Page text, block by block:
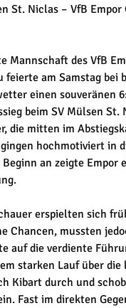
St. Niclas – VfB Empor
Mannschaft des VfB
feierte am Samstag bei
einen souveränen
beim SV Mülsen St.
die mitten im
hochmotiviert in
Beginn an zeigte Empor
erspielten sich
Chancen, mussten
auf die verdiente
starken Lauf über die
Kibart durch und
Fast im direkten